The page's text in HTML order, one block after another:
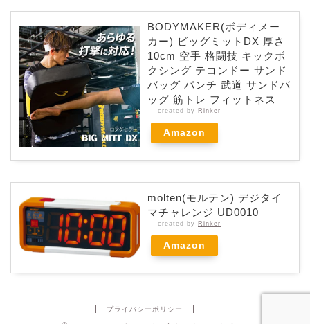
BODYMAKER(ボディメー
カー) ビッグミットDX 厚さ
10cm 空手 格闘技 キックボ
クシング テコンドー サンド
バッグ パンチ 武道 サンドバ
ッグ 筋トレ フィットネス
created by Rinker
Amazon
molten(モルテン) デジタイ
マチャレンジ UD0010
created by Rinker
Amazon
プライバシーポリシー